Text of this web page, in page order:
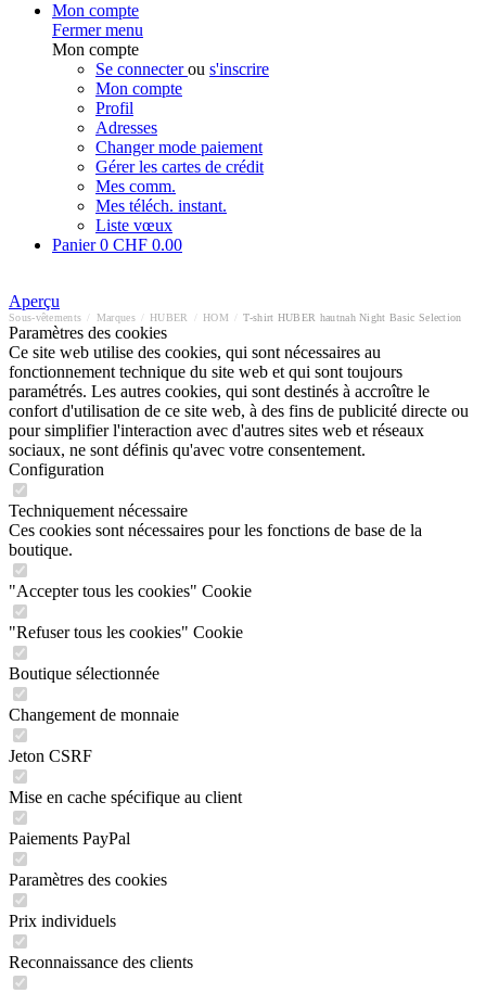
Mon compte
Fermer menu
Mon compte
Se connecterou s'inscrire
Mon compte
Profil
Adresses
Changer mode paiement
Gérer les cartes de crédit
Mes comm.
Mes téléch. instant.
Liste vœux
Panier0 CHF 0.00
Aperçu
Sous-vêtements Marques HUBER HOM T-shirt HUBER hautnah Night Basic Selection
Paramètres des cookies
Ce site web utilise des cookies, qui sont nécessaires au
fonctionnement technique du site web et qui sont toujours
paramétrés. Les autres cookies, qui sont destinés à accroître le
confort d'utilisation de ce site web, à des fins de publicité directe ou
pour simplifier l'interaction avec d'autres sites web et réseaux
sociaux, ne sont définis qu'avec votre consentement.
Configuration
Techniquement nécessaire
Ces cookies sont nécessaires pour les fonctions de base de la
boutique.
"Accepter tous les cookies" Cookie
"Refuser tous les cookies" Cookie
Boutique sélectionnée
Changement de monnaie
Jeton CSRF
Mise en cache spécifique au client
Paiements PayPal
Paramètres des cookies
Prix individuels
Reconnaissance des clients